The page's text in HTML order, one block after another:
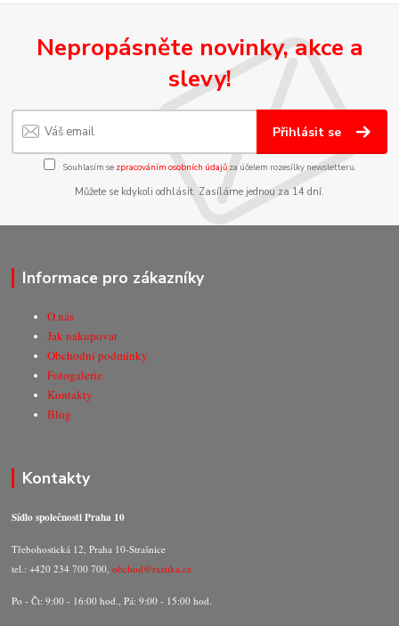
Nepropásněte novinky, akce a
slevy!
Přihlásit se
Souhlasím se zpracováním osobních údajůza účelem rozesílky newsletteru.
Můžete se kdykoli odhlásit. Zasíláme jednou za 14 dní.
Informace pro zákazníky
O nás
Jak nakupovat
Obchodní podmínky
Fotogalerie
Kontakty
Blog
Kontakty
Sídlo společnosti Praha 10
Třebohostická 12, Praha 10-Strašnice
tel.: +420 234 700 700,obchod@razitka.cz
Po - Čt: 9:00 - 16:00 hod., Pá: 9:00 - 15:00 hod.